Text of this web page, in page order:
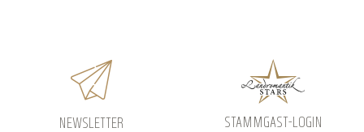
NEWSLETTER STAMMGAST-LOGIN